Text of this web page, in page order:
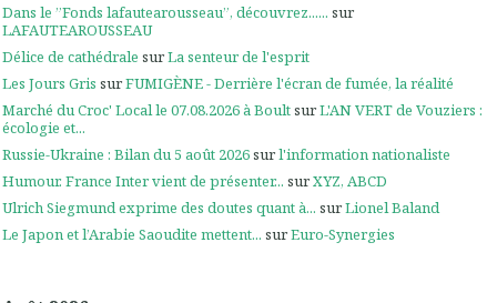
Dans le ”Fonds lafautearousseau”, découvrez...... sur
LAFAUTEAROUSSEAU
Délice de cathédrale surLa senteur de l'esprit
Les Jours Gris surFUMIGÈNE - Derrière l'écran de fumée, la réalité
Marché du Croc' Local le 07.08.2026 à BoultsurL'AN VERT de Vouziers :
écologie et...
Russie-Ukraine : Bilan du 5 août 2026surl'information nationaliste
Humour. France Inter vient de présenter... surXYZ, ABCD
Ulrich Siegmund exprime des doutes quant à... surLionel Baland
Le Japon et l’Arabie Saoudite mettent... surEuro-Synergies